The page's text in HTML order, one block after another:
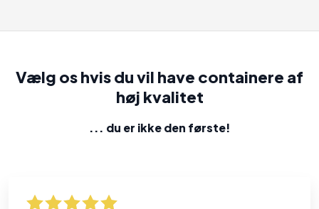
Vælg os hvis du vil have containere af
høj kvalitet
... du er ikke den første​!